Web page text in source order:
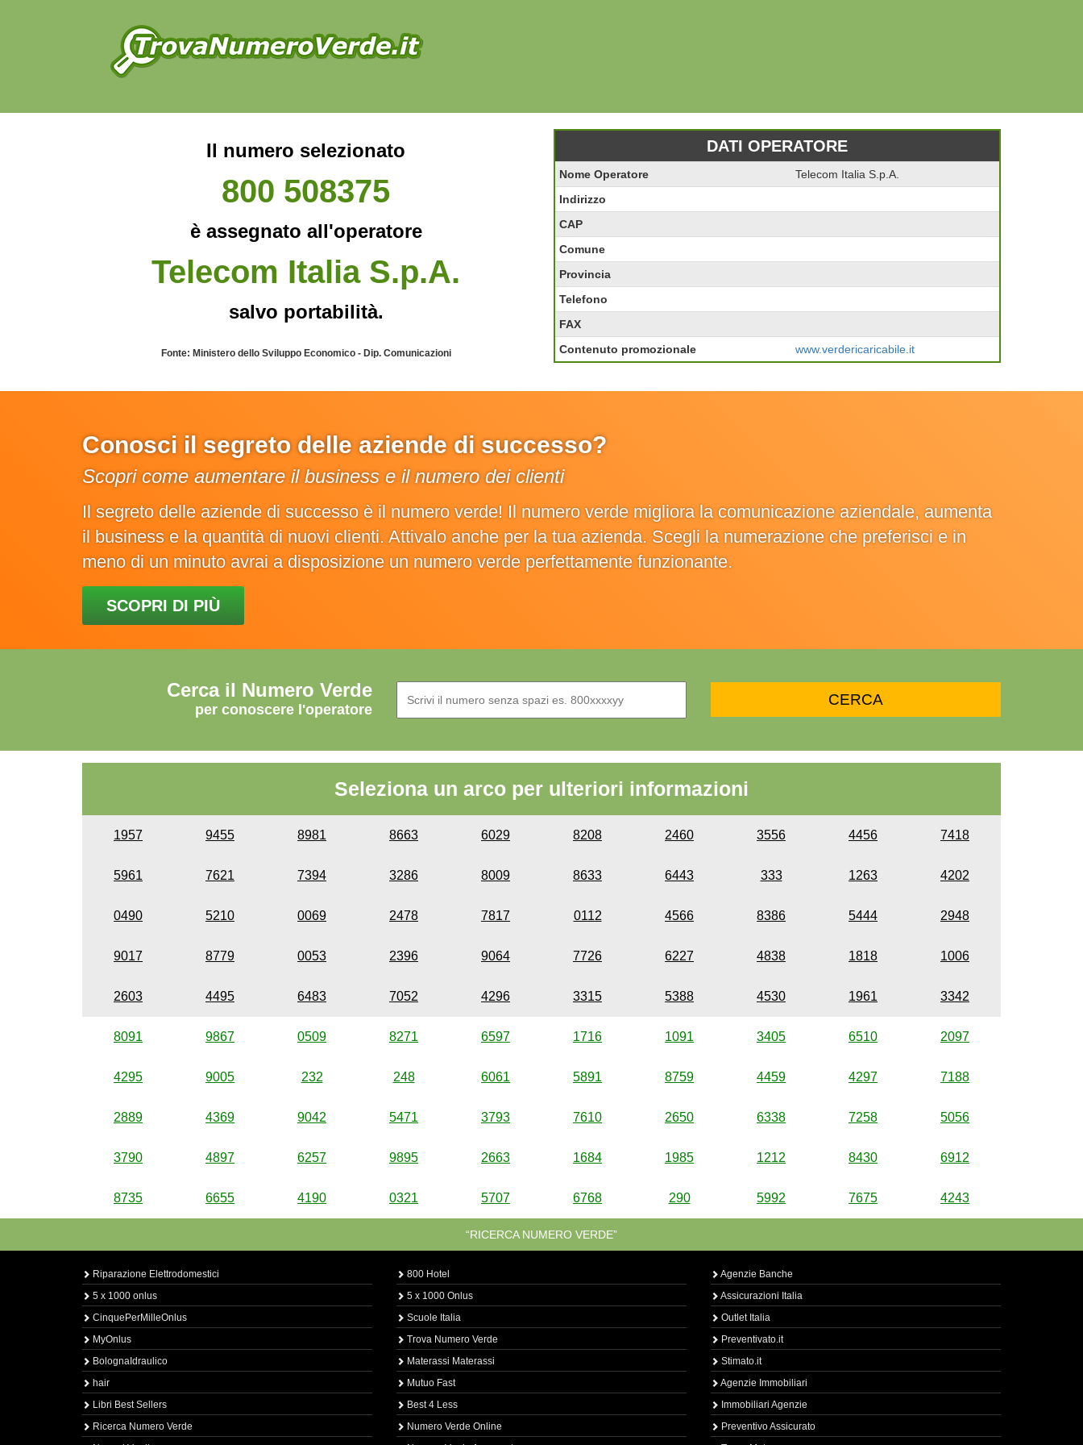
Il numero selezionato
800 508375
è assegnato all'operatore
Telecom Italia S.p.A.
salvo portabilità.
Fonte: Ministero dello Sviluppo Economico - Dip. Comunicazioni
DATI OPERATORE
Nome Operatore
Telecom Italia S.p.A.
Indirizzo
CAP
Comune
Provincia
Telefono
FAX
Contenuto promozionale
www.verdericaricabile.it
Conosci il segreto delle aziende di successo?
Scopri come aumentare il business e il numero dei clienti
Il segreto delle aziende di successo è il numero verde! Il numero verde migliora la comunicazione aziendale, aumenta
il business e la quantità di nuovi clienti. Attivalo anche per la tua azienda. Scegli la numerazione che preferisci e in
meno di un minuto avrai a disposizione un numero verde perfettamente funzionante.
SCOPRI DI PIÙ
Cerca il Numero Verde
per conoscere l'operatore
Seleziona un arco per ulteriori informazioni
1957 9455 8981 8663 6029 8208 2460 3556 4456 7418
5961 7621 7394 3286 8009 8633 6443 333 1263 4202
0490 5210 0069 2478 7817 0112 4566 8386 5444 2948
9017 8779 0053 2396 9064 7726 6227 4838 1818 1006
2603 4495 6483 7052 4296 3315 5388 4530 1961 3342
8091 9867 0509 8271 6597 1716 1091 3405 6510 2097
4295 9005 232 248 6061 5891 8759 4459 4297 7188
2889 4369 9042 5471 3793 7610 2650 6338 7258 5056
3790 4897 6257 9895 2663 1684 1985 1212 8430 6912
8735 6655 4190 0321 5707 6768 290 5992 7675 4243
“RICERCA NUMERO VERDE”
Riparazione Elettrodomestici
5 x 1000 onlus
CinquePerMilleOnlus
MyOnlus
BolognaIdraulico
hair
Libri Best Sellers
Ricerca Numero Verde
800 Hotel
5 x 1000 Onlus
Scuole Italia
Trova Numero Verde
Materassi Materassi
Mutuo Fast
Best 4 Less
Numero Verde Online
Agenzie Banche
Assicurazioni Italia
Outlet Italia
Preventivato.it
Stimato.it
Agenzie Immobiliari
Immobiliari Agenzie
Preventivo Assicurato